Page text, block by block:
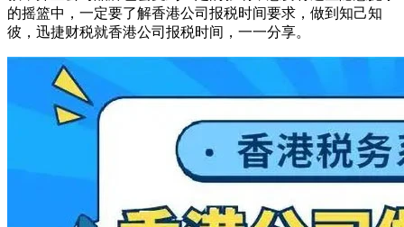
的摇篮中，一定要了解香港公司报税时间要求，做到知己知
彼，迅捷财税就香港公司报税时间，一一分享。